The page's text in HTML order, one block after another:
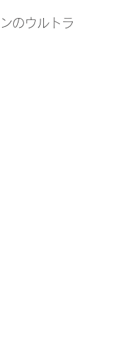
のウルトラ